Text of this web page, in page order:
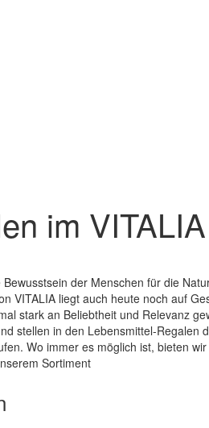
im
der Menschen für die
VITALIA liegt auch heute noch auf
stark an Beliebtheit und Relevanz
stellen in den Lebensmittel-Regalen
Wo immer es möglich ist, bieten
Sortiment